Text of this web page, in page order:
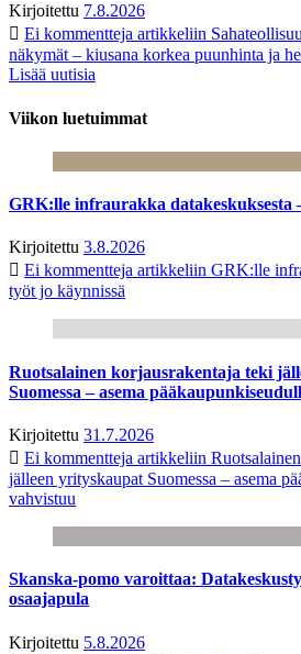
Kirjoitettu 7.8.2026
Ei kommentteja artikkeliin
näkymät – kiusana korkea puunhinta ja
Lisää uutisia
Viikon luetuimmat
GRK:lle infraurakka datakeskuksesta
Kirjoitettu 3.8.2026
Ei kommentteja artikkeliin GRK:lle
työt jo käynnissä
Ruotsalainen korjausrakentaja teki
Suomessa – asema
Kirjoitettu 31.7.2026
Ei kommentteja artikkeliin
jälleen yrityskaupat Suomessa – asema
vahvistuu
Skanska-pomo varoittaa:
osaajapula
Kirjoitettu 5.8.2026